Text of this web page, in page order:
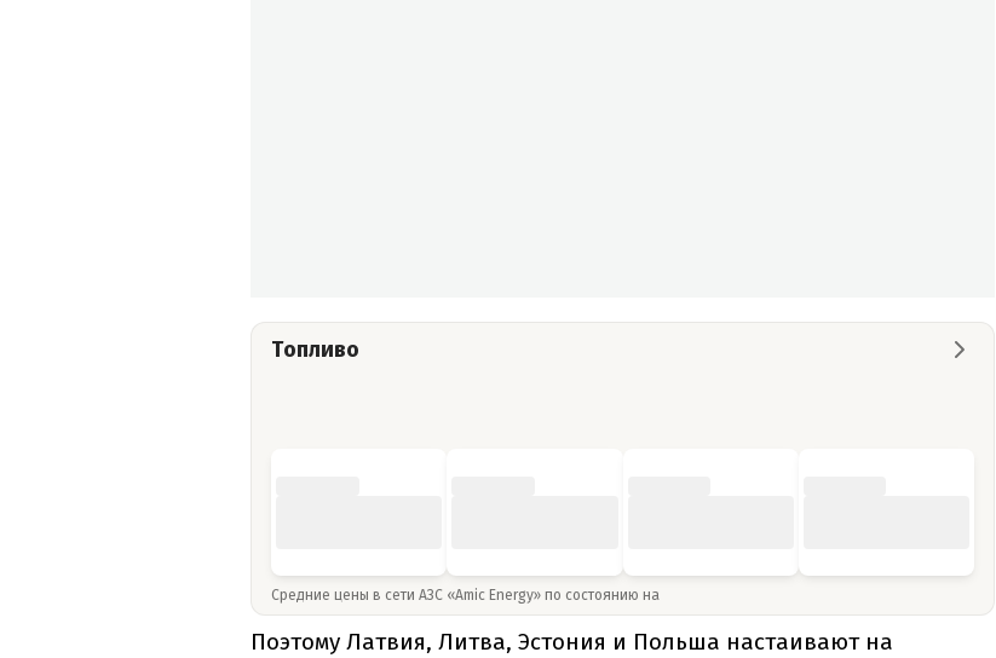
Топливо
Средние цены в сети АЗС «Amic Energy» по состоянию на
Поэтому Латвия, Литва, Эстония и Польша настаивают на